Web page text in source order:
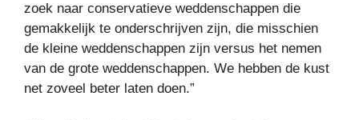
zoek naar conservatieve weddenschappen die
gemakkelijk te onderschrijven zijn, die misschien
de kleine weddenschappen zijn versus het nemen
van de grote weddenschappen. We hebben de kust
net zoveel beter laten doen.”